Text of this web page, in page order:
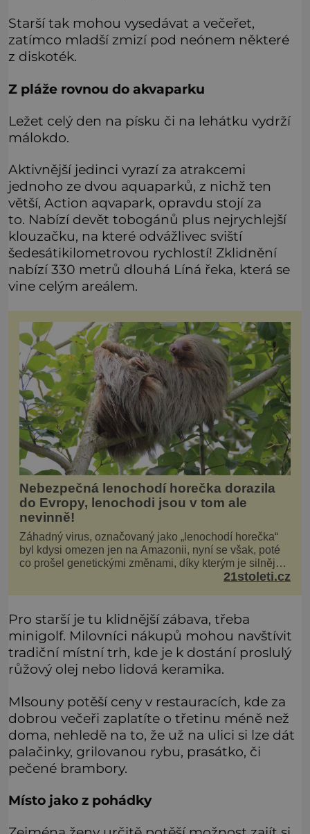
Starší tak mohou vysedávat a večeřet,
zatímco mladší zmizí pod neónem některé
z diskoték.
Z pláže rovnou do akvaparku
Ležet celý den na písku či na lehátku vydrží
málokdo.
Aktivnější jedinci vyrazí za atrakcemi
jednoho ze dvou aquaparků, z nichž ten
větší, Action aqvapark, opravdu stojí za
to. Nabízí devět tobogánů plus nejrychlejší
klouzačku, na které odvážlivec sviští
šedesátikilometrovou rychlostí! Zklidnění
nabízí 330 metrů dlouhá Líná řeka, která se
vine celým areálem.
Nebezpečná lenochodí horečka dorazila
do Evropy, lenochodi jsou v tom ale
nevinně!
Záhadný virus, označovaný jako „lenochodí horečka“
byl kdysi omezen jen na Amazonii, nyní se však, poté
co prošel genetickými změnami, díky kterým je silnější,
šíří po celé Americe a první případy se objevily už i v
21stoleti.cz
Pro starší je tu klidnější zábava, třeba
minigolf. Milovníci nákupů mohou navštívit
tradiční místní trh, kde je k dostání proslulý
růžový olej nebo lidová keramika.
Mlsouny potěší ceny v restauracích, kde za
dobrou večeři zaplatíte o třetinu méně než
doma, nehledě na to, že už na ulici si lze dát
palačinky, grilovanou rybu, prasátko, či
pečené brambory.
Místo jako z pohádky